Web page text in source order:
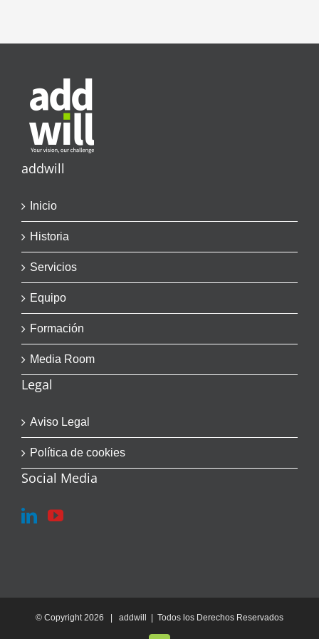
addwill
Inicio
Historia
Servicios
Equipo
Formación
Media Room
Legal
Aviso Legal
Política de cookies
Social Media
© Copyright2026 | addwill | Todos los Derechos Reservados